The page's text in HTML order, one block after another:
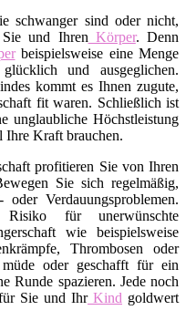
schwanger sind oder nicht,
und Ihren Körper. Denn
beispielsweise eine Menge
und ausgeglichen.
kommt es Ihnen zugute,
fit waren. Schließlich ist
unglaubliche Höchstleistung
Ihre Kraft brauchen.
profitieren Sie von Ihren
Sie sich regelmäßig,
Verdauungsproblemen.
für unerwünschte
wie beispielsweise
Thrombosen oder
oder geschafft für ein
Runde spazieren. Jede noch
Sie und IhrKind goldwert